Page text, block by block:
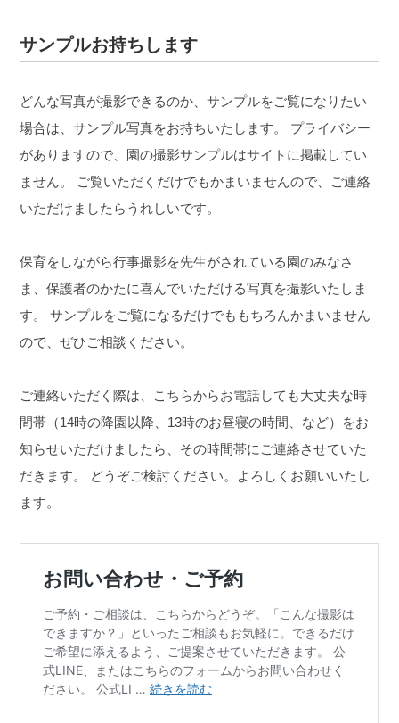
サンプルお持ちします
どんな写真が撮影できるのか、サンプルをご覧になりたい
場合は、サンプル写真をお持ちいたします。
プライバシー
がありますので、園の撮影サンプルはサイトに掲載してい
ません。
ご覧いただくだけでもかまいませんので、ご連絡
いただけましたらうれしいです。
保育をしながら行事撮影を先生がされている園のみなさ
ま、保護者のかたに喜んでいただける写真を撮影いたしま
す。
サンプルをご覧になるだけでももちろんかまいません
ので、ぜひご相談ください。
ご連絡いただく際は、こちらからお電話しても大丈夫な時
間帯（14時の降園以降、13時のお昼寝の時間、など）をお
知らせいただけましたら、その時間帯にご連絡させていた
だきます。
どうぞご検討ください。よろしくお願いいたし
ます。